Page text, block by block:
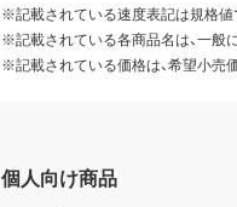
※記載されている速度表記は規格値
※記載されている各商品名は、一般
※記載されている価格は、希望小売
個人向け商品